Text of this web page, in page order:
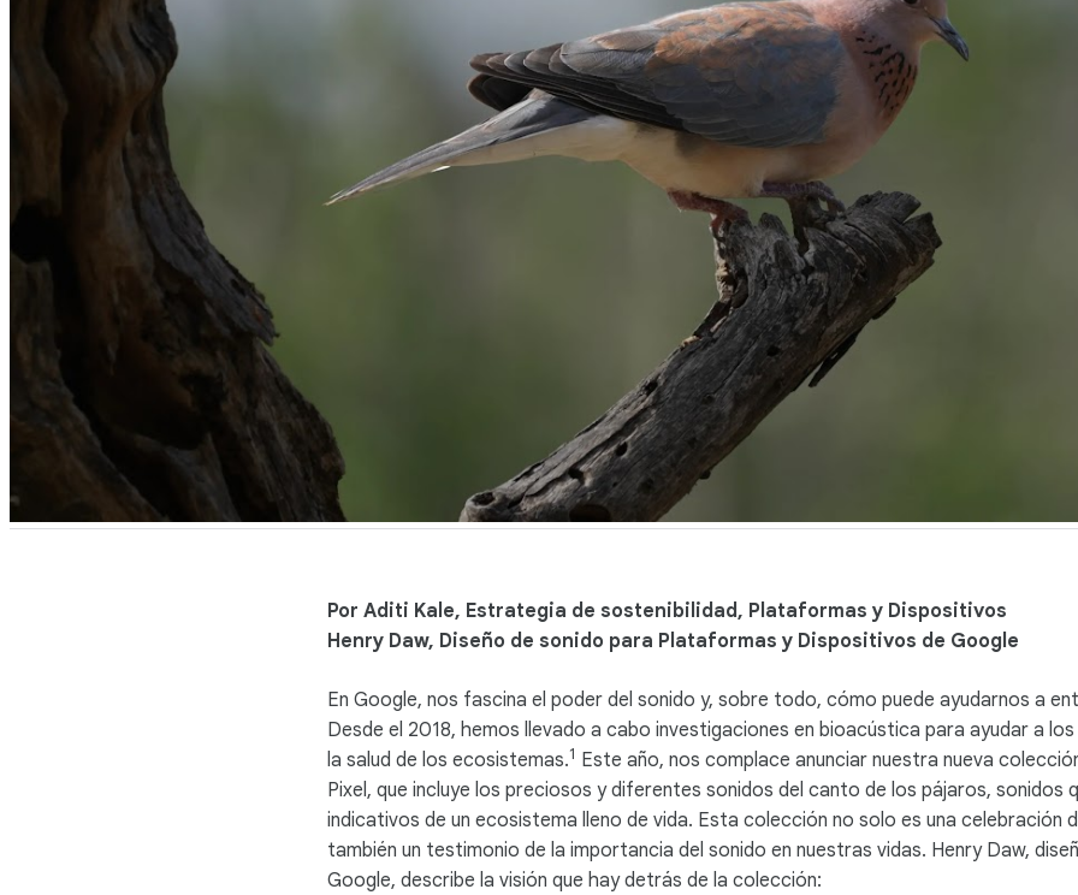
Por Aditi Kale, Estrategia de sostenibilidad, Plataformas y Dispositivos
Henry Daw, Diseño de sonido para Plataformas y Dispositivos de Google
En Google, nos fascina el poder del sonido y, sobre todo, cómo puede ayudarnos a
Desde el 2018, hemos llevado a cabo investigaciones en bioacústica para ayudar a
la salud de los ecosistemas.1 Este año, nos complace anunciar nuestra nueva
Pixel, que incluye los preciosos y diferentes sonidos del canto de los pájaros, sonidos
indicativos de un ecosistema lleno de vida. Esta colección no solo es una celebración
también un testimonio de la importancia del sonido en nuestras vidas. Henry Daw,
Google, describe la visión que hay detrás de la colección: